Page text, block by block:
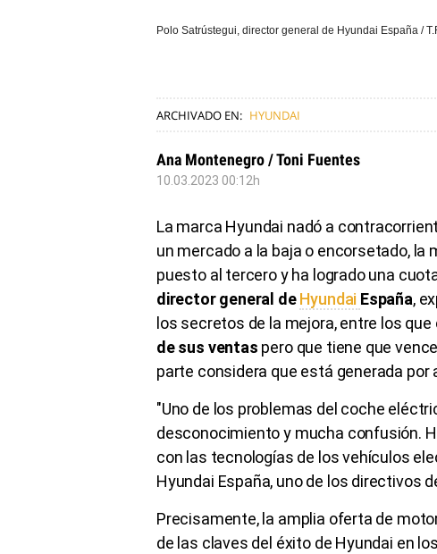
Polo Satrústegui, director general de Hyundai España /
ARCHIVADO EN: HYUNDAI
Ana Montenegro / Toni Fuentes
10.03.2023 00:12h
La marca Hyundai nadó a
un mercado a la baja o encorsetado,
puesto al tercero y ha logrado una
director general deHyundai España,
los secretos de la mejora, entre los que
de sus ventas pero que tiene que
parte considera que está generada por
"Uno de los problemas del coche
desconocimiento y mucha confusión.
con las tecnologías de los vehículos
Hyundai España, uno de los directivos
Precisamente, la amplia oferta de
de las claves del éxito de Hyundai en